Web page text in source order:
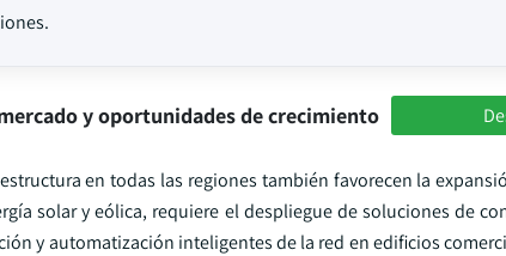
y oportunidades de crecimiento
en todas las regiones también favorecen la
solar y eólica, requiere el despliegue de soluciones de
y automatización inteligentes de la red en edificios